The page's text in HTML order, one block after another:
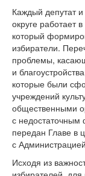
Каждый депутат
округе работает
который
избиратели.
проблемы,
и
которые были
учреждений
общественными
с недостаточным
передан Главе в
с
Исходя из